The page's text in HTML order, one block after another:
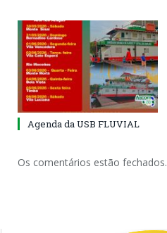
Agenda da USB FLUVIAL
Os comentários estão fechados.